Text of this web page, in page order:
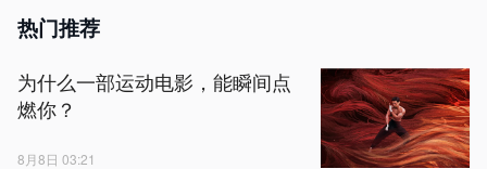
热门推荐
为什么一部运动电影，能瞬间点
燃你？
8月8日 03:21